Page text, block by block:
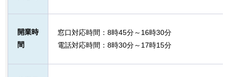
開業時
間
窓口対応時間：8時45分～16時30分
電話対応時間：8時30分～17時15分